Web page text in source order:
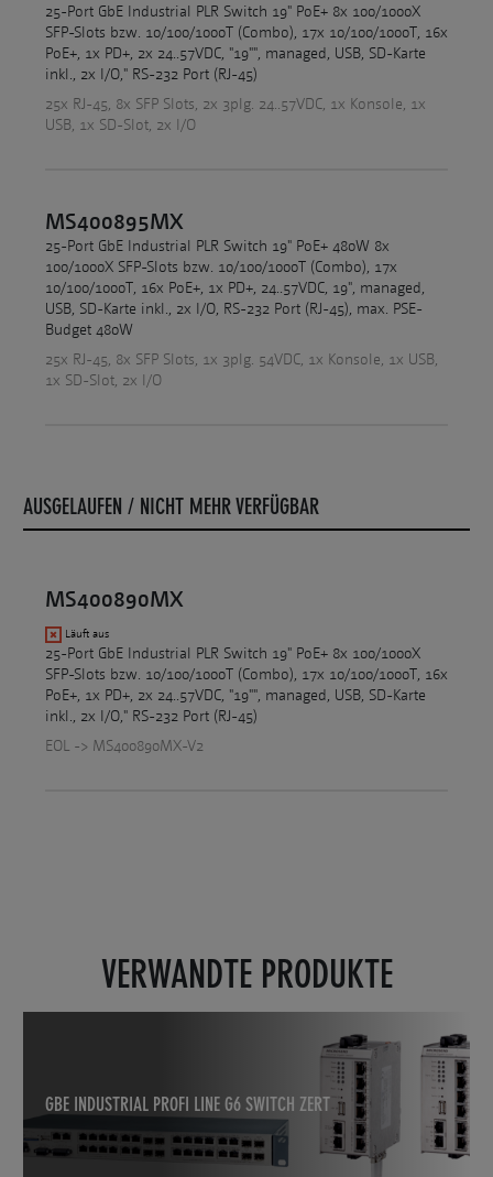
25-Port GbE Industrial PLR Switch 19" PoE+ 8x 100/1000X
SFP-Slots bzw. 10/100/1000T (Combo), 17x 10/100/1000T, 16x
PoE+, 1x PD+, 2x 24..57VDC, "19"", managed, USB, SD-Karte
inkl., 2x I/O," RS-232 Port (RJ-45)
25x RJ-45, 8x SFP Slots, 2x 3plg. 24..57VDC, 1x Konsole, 1x
USB, 1x SD-Slot, 2x I/O
MS400895MX
25-Port GbE Industrial PLR Switch 19" PoE+ 480W 8x
100/1000X SFP-Slots bzw. 10/100/1000T (Combo), 17x
10/100/1000T, 16x PoE+, 1x PD+, 24..57VDC, 19", managed,
USB, SD-Karte inkl., 2x I/O, RS-232 Port (RJ-45), max. PSE-
Budget 480W
25x RJ-45, 8x SFP Slots, 1x 3plg. 54VDC, 1x Konsole, 1x USB,
1x SD-Slot, 2x I/O
AUSGELAUFEN / NICHT MEHR VERFÜGBAR
MS400890MX
Läuft aus
25-Port GbE Industrial PLR Switch 19" PoE+ 8x 100/1000X
SFP-Slots bzw. 10/100/1000T (Combo), 17x 10/100/1000T, 16x
PoE+, 1x PD+, 2x 24..57VDC, "19"", managed, USB, SD-Karte
inkl., 2x I/O," RS-232 Port (RJ-45)
EOL -> MS400890MX-V2
VERWANDTE PRODUKTE
GBE INDUSTRIAL PROFI LINE G6 SWITCH ZERT